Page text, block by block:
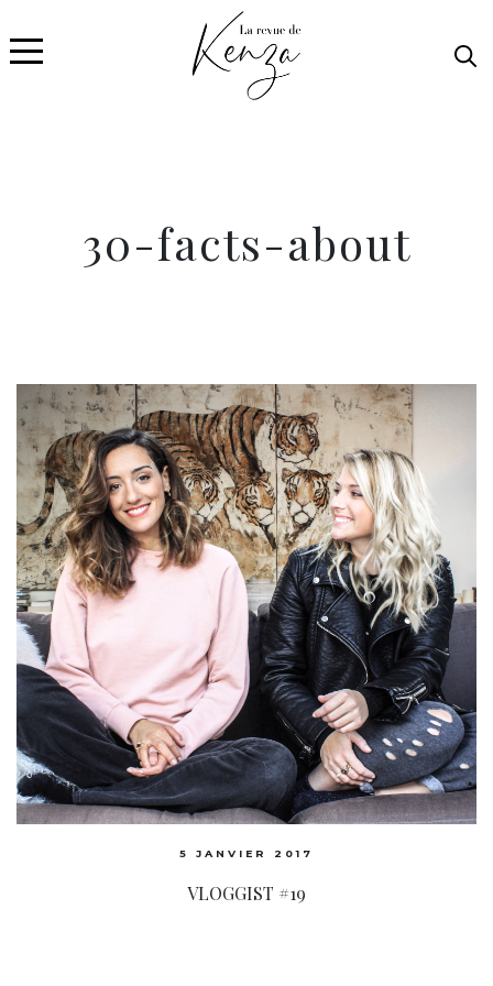
30-facts-about
5 JANVIER 2017
VLOGGIST #19